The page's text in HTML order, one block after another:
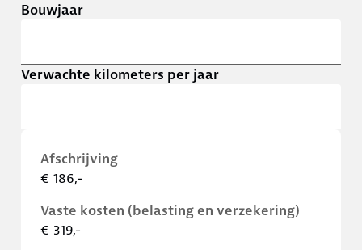
Bouwjaar
Verwachte kilometers per jaar
Afschrijving
€ 186,-
Vaste kosten (belasting en verzekering)
€ 319,-